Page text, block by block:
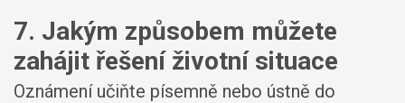
7. Jakým způsobem můžete
zahájit řešení životní situace
Oznámení učiňte písemně nebo ústně do